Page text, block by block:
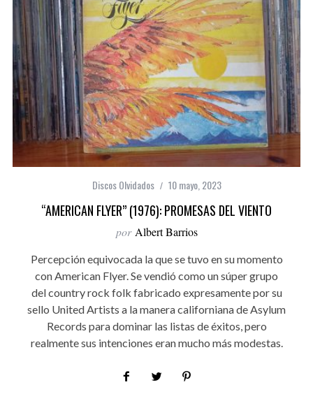
Discos Olvidados 10 mayo, 2023
“AMERICAN FLYER” (1976): PROMESAS DEL VIENTO
por Albert Barrios
Percepción equivocada la que se tuvo en su momento
con American Flyer. Se vendió como un súper grupo
del country rock folk fabricado expresamente por su
sello United Artists a la manera californiana de Asylum
Records para dominar las listas de éxitos, pero
realmente sus intenciones eran mucho más modestas.